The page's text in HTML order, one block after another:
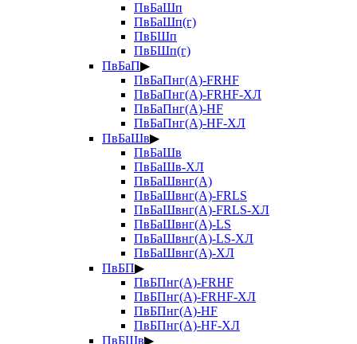
ПвБаШп
ПвБаШп(г)
ПвБШп
ПвБШп(г)
ПвБаП▶
ПвБаПнг(А)-FRHF
ПвБаПнг(А)-FRHF-ХЛ
ПвБаПнг(А)-HF
ПвБаПнг(А)-HF-ХЛ
ПвБаШв▶
ПвБаШв
ПвБаШв-ХЛ
ПвБаШвнг(А)
ПвБаШвнг(А)-FRLS
ПвБаШвнг(А)-FRLS-ХЛ
ПвБаШвнг(А)-LS
ПвБаШвнг(А)-LS-ХЛ
ПвБаШвнг(А)-ХЛ
ПвБП▶
ПвБПнг(А)-FRHF
ПвБПнг(А)-FRHF-ХЛ
ПвБПнг(А)-HF
ПвБПнг(А)-HF-ХЛ
ПвБШв▶